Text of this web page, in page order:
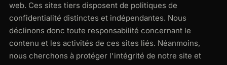
web. Ces sites tiers disposent de politiques de
confidentialité distinctes et indépendantes. Nous
déclinons donc toute responsabilité concernant le
contenu et les activités de ces sites liés. Néanmoins,
nous cherchons à protéger l'intégrité de notre site et